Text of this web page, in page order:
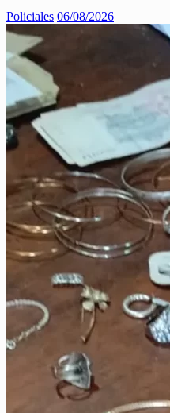
Policiales 06/08/2026